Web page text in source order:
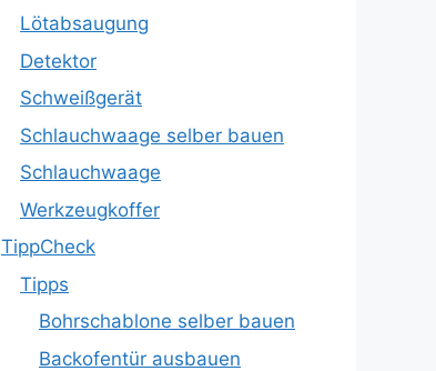
Lötabsaugung
Detektor
Schweißgerät
Schlauchwaage selber bauen
Schlauchwaage
Werkzeugkoffer
TippCheck
Tipps
Bohrschablone selber bauen
Backofentür ausbauen